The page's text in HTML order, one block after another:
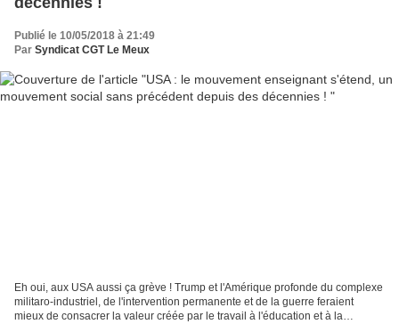
Publié le 10/05/2018 à 21:49
Par Syndicat CGT Le Meux
Eh oui, aux USA aussi ça grève ! Trump et l'Amérique profonde du complexe
militaro-industriel, de l'intervention permanente et de la guerre feraient
mieux de consacrer la valeur créée par le travail à l'éducation et à la